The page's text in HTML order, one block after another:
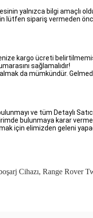
yalnızca bilgi amaçlı
lütfen sipariş vermeden
kargo ücreti
sağlamalıdır!
da mümkündür.
ve tüm Detaylı
bulunmaya karar
için elimizden geleni
Cihazı, Range Rover